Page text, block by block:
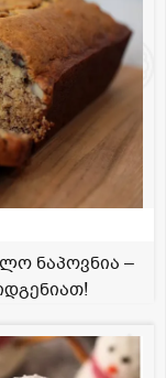
ნაპოვნია –